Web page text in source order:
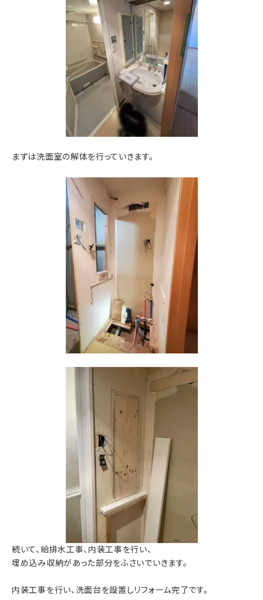
まずは洗面室の解体を行っていきます。
続いて、給排水工事、内装工事を行い、
埋め込み収納があった部分をふさいでいきます。
内装工事を行い、洗面台を設置しリフォーム完了です。